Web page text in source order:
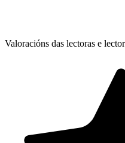
Valoracións das lectoras e